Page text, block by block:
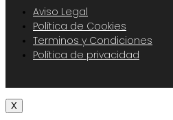
Aviso Legal
Política de Cookies
Terminos y Condiciones
Política de privacidad
X